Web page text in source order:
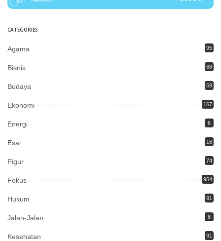
CATEGORIES
Agama 95
Bisnis 68
Budaya 59
Ekonomi 167
Energi 6
Esai 16
Figur 74
Fokus 954
Hukum 91
Jalan-Jalan 8
Kesehatan 91